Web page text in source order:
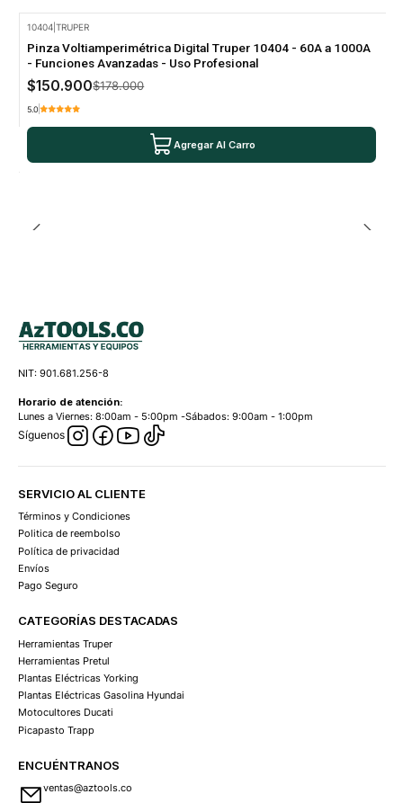
10404 |TRUPER
Pinza Voltiamperimétrica Digital Truper 10404 - 60A a 1000A
- Funciones Avanzadas - Uso Profesional
$150.900$178.000
5.0
Agregar Al Carro
NIT: 901.681.256-8
Horario de atención:
Lunes a Viernes: 8:00am - 5:00pm -Sábados: 9:00am - 1:00pm
Síguenos
SERVICIO AL CLIENTE
Términos y Condiciones
Politica de reembolso
Política de privacidad
Envíos
Pago Seguro
CATEGORÍAS DESTACADAS
Herramientas Truper
Herramientas Pretul
Plantas Eléctricas Yorking
Plantas Eléctricas Gasolina Hyundai
Motocultores Ducati
Picapasto Trapp
ENCUÉNTRANOS
ventas@aztools.co